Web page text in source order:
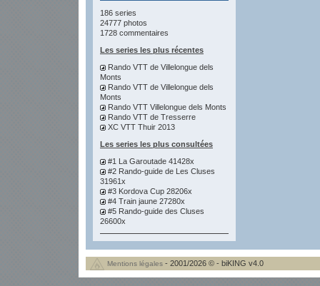
186 series
24777 photos
1728 commentaires
Les series les plus récentes
Rando VTT de Villelongue dels
Monts
Rando VTT de Villelongue dels
Monts
Rando VTT Villelongue dels Monts
Rando VTT de Tresserre
XC VTT Thuir 2013
Les series les plus consultées
#1 La Garoutade 41428x
#2 Rando-guide de Les Cluses
31961x
#3 Kordova Cup 28206x
#4 Train jaune 27280x
#5 Rando-guide des Cluses
26600x
Mentions légales - 2001/2026 © - biKING v4.0